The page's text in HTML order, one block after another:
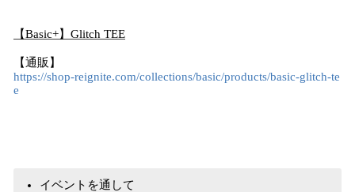
【Basic+】Glitch TEE
【通販】
https://shop-reignite.com/collections/basic/products/basic-glitch-te
e
イベントを通して